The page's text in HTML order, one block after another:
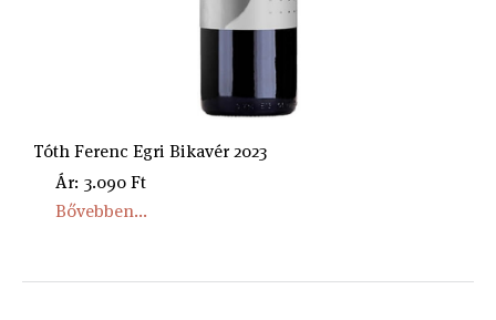
Tóth Ferenc Egri Bikavér 2023
Ár: 3.090 Ft
Bővebben...